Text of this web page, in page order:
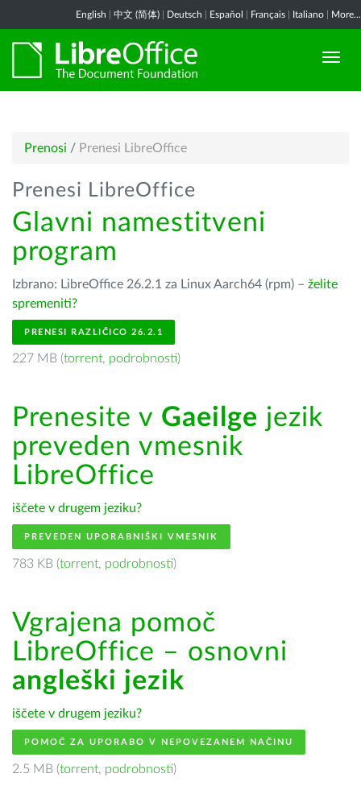
English 中文 (简体) Deutsch Español Français Italiano More...
Prenosi / Prenesi LibreOffice
Prenesi LibreOffice
Glavni namestitveni
program
Izbrano: LibreOffice 26.2.1 za Linux Aarch64 (rpm) – želite
spremeniti?
PRENESI RAZLIČICO 26.2.1
227 MB (torrent, podrobnosti)
Prenesite v Gaeilge jezik
preveden vmesnik
LibreOffice
iščete v drugem jeziku?
PREVEDEN UPORABNIŠKI VMESNIK
783 KB (torrent, podrobnosti)
Vgrajena pomoč
LibreOffice – osnovni
angleški jezik
iščete v drugem jeziku?
POMOČ ZA UPORABO V NEPOVEZANEM NAČINU
2.5 MB (torrent, podrobnosti)